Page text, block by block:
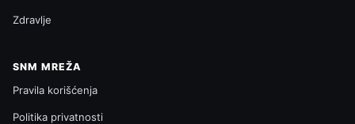
Zdravlje
SNM MREŽA
Pravila korišćenja
Politika privatnosti